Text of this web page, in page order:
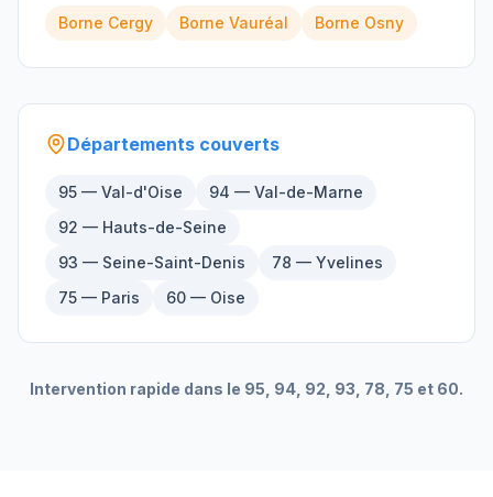
Borne Cergy Borne Vauréal Borne Osny
Départements couverts
95 — Val-d'Oise
94 — Val-de-Marne
92 — Hauts-de-Seine
93 — Seine-Saint-Denis
78 — Yvelines
75 — Paris
60 — Oise
Intervention rapide dans le 95, 94, 92, 93, 78, 75 et 60.